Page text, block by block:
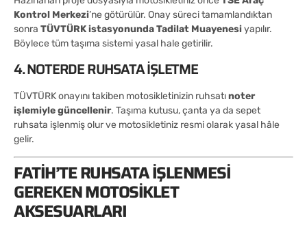
Kontrol Merkezi’ne götürülür. Onay süreci tamamlandıktan
sonra TÜVTÜRK istasyonunda Tadilat Muayenesiyapılır.
Böylece tüm taşıma sistemi yasal hale getirilir.
4. NOTERDE RUHSATA İŞLETME
TÜVTÜRK onayını takiben motosikletinizin ruhsatınoter
işlemiyle güncellenir. Taşıma kutusu, çanta ya da sepet
ruhsata işlenmiş olur ve motosikletiniz resmi olarak yasal hâle
gelir.
FATIH’TE RUHSATA İŞLENMESI
GEREKEN MOTOSIKLET
AKSESUARLARI